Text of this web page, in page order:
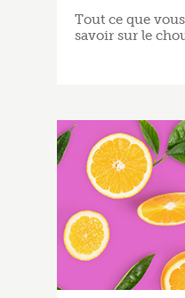
Tout ce que
savoir sur le